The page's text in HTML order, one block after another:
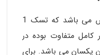
شامل دو بخش می باشد که تسک 1
کامل متفاوت بوده در
دو آزمون یکسان می باشد. برای